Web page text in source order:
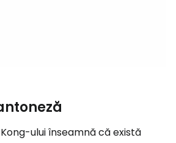
ului înseamnă că există